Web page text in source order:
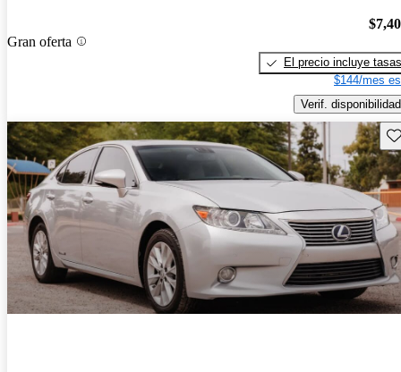
Gran oferta
El precio incluye tasas
$144/mes
Verif. disponibilidad